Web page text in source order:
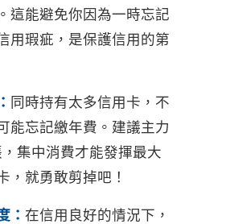
這能避免你因為一時忘記
用瑕疵，是保護信用的第
同時持有太多信用卡，不
能忘記繳年費。建議主力
集中消費才能發揮最大
，就勇敢剪掉吧！
： 在信用良好的情況下，